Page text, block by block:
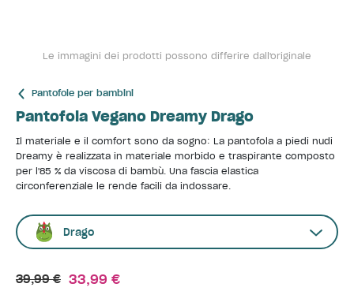
Le immagini dei prodotti possono differire dall'originale
Pantofole per bambini
Pantofola Vegano Dreamy Drago
Il materiale e il comfort sono da sogno: La pantofola a piedi nudi
Dreamy è realizzata in materiale morbido e traspirante composto
per l'85 % da viscosa di bambù. Una fascia elastica
circonferenziale le rende facili da indossare.
Drago
39,99 € 33,99 €